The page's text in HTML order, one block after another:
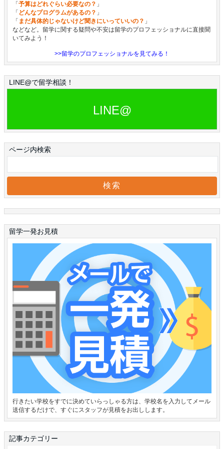
「 予算はどれぐらい必要なの？ 」
「 どんなプログラムがあるの？ 」
「 まだ具体的じゃないけど聞きにいっていいの？ 」
などなど。留学に関する疑問や不安は留学のプロフェッショナルに直接聞
いてみよう！
>>留学のプロフェッショナルを見てみる！
LINE@で留学相談！
LINE@
ページ内検索
留学一発お見積
行きたい学校をすでに決めていらっしゃる方は、学校名を入力してメール
送信するだけで、すぐにスタッフが見積をお出しします。
記事カテゴリー